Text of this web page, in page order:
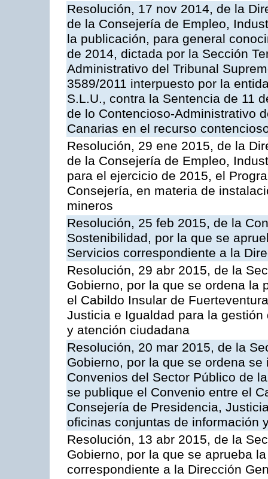
Resolución, 17 nov 2014, de la
de la Consejería de Empleo,
la publicación, para general
de 2014, dictada por la Sección
Administrativo del Tribunal
3589/2011 interpuesto por la
S.L.U., contra la Sentencia de 11
de lo Contencioso-Administrativo
Canarias en el recurso
Resolución, 29 ene 2015, de la
de la Consejería de Empleo,
para el ejercicio de 2015, el
Consejería, en materia de
mineros
Resolución, 25 feb 2015, de la
Sostenibilidad, por la que se
Servicios correspondiente a la
Resolución, 29 abr 2015, de la
Gobierno, por la que se ordena la
el Cabildo Insular de
Justicia e Igualdad para la
y atención ciudadana
Resolución, 20 mar 2015, de la
Gobierno, por la que se ordena
Convenios del Sector Público de
se publique el Convenio entre el
Consejería de Presidencia,
oficinas conjuntas de información
Resolución, 13 abr 2015, de la
Gobierno, por la que se aprueba
correspondiente a la Dirección